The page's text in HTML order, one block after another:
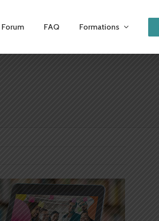
Forum FAQ Formations